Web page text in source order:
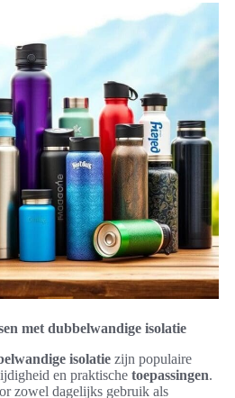
met dubbelwandige isolatie
isolatie zijn populaire
en praktische toepassingen.
zowel dagelijks gebruik als